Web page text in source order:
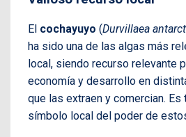
El cochayuyo (Durvillaea
ha sido una de las algas más
local, siendo recurso relevante
economía y desarrollo en
que las extraen y comercian.
símbolo local del poder de